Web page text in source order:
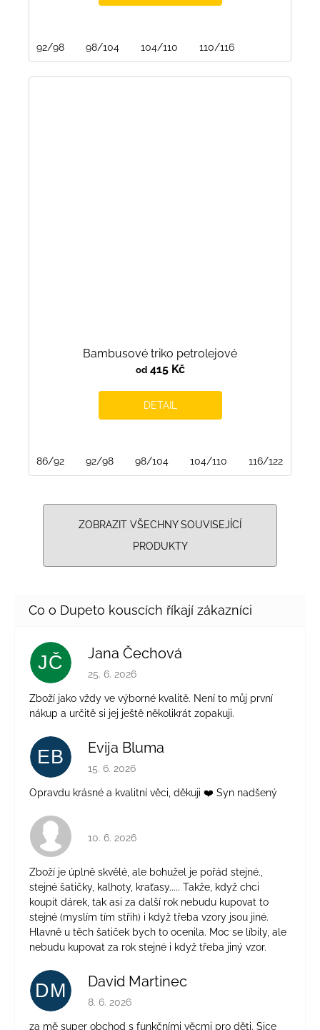
92/98 98/104 104/110 110/116
Bambusové triko petrolejové
od415 Kč
DETAIL
86/92 92/98 98/104 104/110 116/122
ZOBRAZIT VŠECHNY SOUVISEJÍCÍ
PRODUKTY
JČ Jana Čechová
Hodnocení obchodu je 5 z 5 hvězdiček.
25. 6. 2026
Zboží jako vždy ve výborné kvalitě. Není to můj první
nákup a určitě si jej ještě několikrát zopakuji.
EB Evija Bluma
Hodnocení obchodu je 5 z 5 hvězdiček.
15. 6. 2026
Opravdu krásné a kvalitní věci, děkuji ❤️ Syn nadšený
Hodnocení obchodu je 4 z 5 hvězdiček.
10. 6. 2026
Zboží je úplně skvělé, ale bohužel je pořád stejné.,
stejné šatičky, kalhoty, kraťasy..... Takže, když chci
koupit dárek, tak asi za další rok nebudu kupovat to
stejné (myslím tím střih) i když třeba vzory jsou jiné.
Hlavně u těch šatiček bych to ocenila. Moc se líbily, ale
nebudu kupovat za rok stejné i když třeba jiný vzor.
DM David Martinec
Hodnocení obchodu je 5 z 5 hvězdiček.
8. 6. 2026
za mě super obchod s funkčními věcmi pro děti. Sice